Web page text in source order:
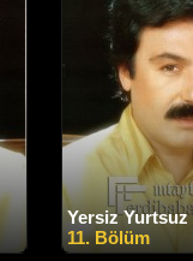
Yersiz Yurtsuz
11. Bölüm